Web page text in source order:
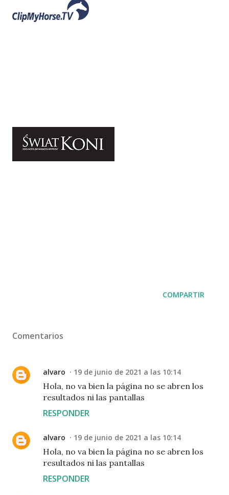
COMPARTIR
Comentarios
alvaro 19 de junio de 2021 a las 10:14
Hola, no va bien la página no se abren los
resultados ni las pantallas
RESPONDER
alvaro 19 de junio de 2021 a las 10:14
Hola, no va bien la página no se abren los
resultados ni las pantallas
RESPONDER